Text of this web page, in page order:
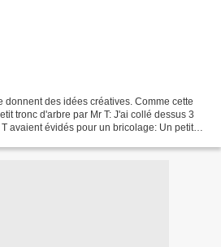
donnent des idées créatives. Comme cette
tronc d'arbre par Mr T: J'ai collé dessus 3
avaient évidés pour un bricolage: Un petit